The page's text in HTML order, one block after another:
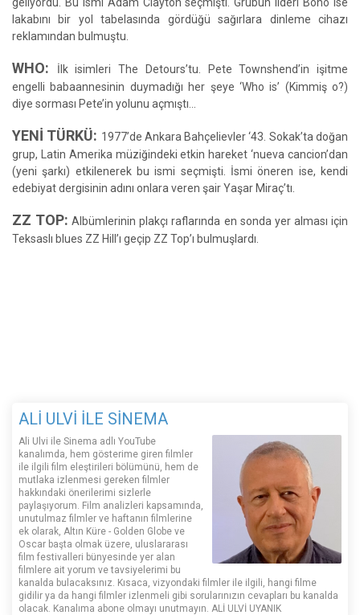
lakabını bir yol tabelasında gördüğü sağırlara dinleme cihazı
reklamından bulmuştu.
WHO:
İlk isimleri The Detours’tu. Pete Townshend’in işitme
engelli babaannesinin duymadığı her şeye ‘Who is’ (Kimmiş o?)
diye sorması Pete’in yolunu açmıştı…
YENİ TÜRKÜ: 1977’de Ankara Bahçelievler ‘43. Sokak’ta doğan
grup, Latin Amerika müziğindeki etkin hareket ‘nueva cancion’dan
(yeni şarkı) etkilenerek bu ismi seçmişti. İsmi öneren ise, kendi
edebiyat dergisinin adını onlara veren şair Yaşar Miraç’tı.
ZZ TOP: Albümlerinin plakçı raflarında en sonda yer alması için
Teksaslı blues ZZ Hill’ı geçip ZZ Top’ı bulmuşlardı.
ALİ ULVİ İLE SİNEMA
Ali Ulvi ile Sinema adlı YouTube
kanalımda, hem gösterime giren filmler
ile ilgili film eleştirileri bölümünü, hem de
mutlaka izlenmesi gereken filmler
hakkındaki önerilerimi sizlerle
paylaşıyorum. Film analizleri kapsamında,
unutulmaz filmler ve haftanın filmlerine
ek olarak, Altın Küre - Golden Globe ve
Oscar başta olmak üzere, uluslararası
film festivalleri bünyesinde yer alan
filmlere ait yorum ve tavsiyelerimi bu
kanalda bulacaksınız. Kısaca, vizyondaki filmler ile ilgili, hangi filme
gidilir ya da hangi filmler izlenmeli gibi sorularınızın cevapları bu kanalda
olacak. Kanalıma abone olmayı unutmayın. ALİ ULVİ UYANIK